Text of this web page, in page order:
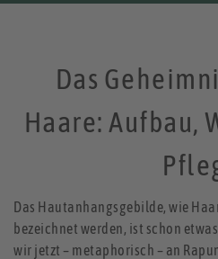
Das
Haare: Aufbau,
Das Hautanhangsgebilde, wie
bezeichnet werden, ist schon
wir jetzt – metaphorisch – an